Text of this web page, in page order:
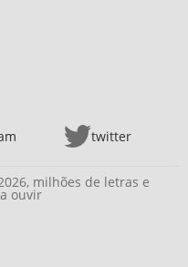
twitter
milhões de letras e
ouvir